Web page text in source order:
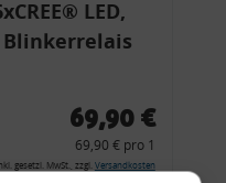
LED,
Blinkerrelais
69,90 €
69,90 € pro 1
inkl. gesetzl. MwSt., zzgl. Versandkosten